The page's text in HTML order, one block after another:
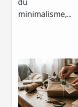
minimalisme,...